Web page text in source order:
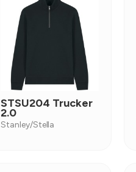
STSU204 Trucker
2.0
Stanley/Stella